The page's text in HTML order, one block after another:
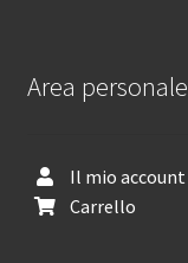
Area personale
Il mio account
Carrello